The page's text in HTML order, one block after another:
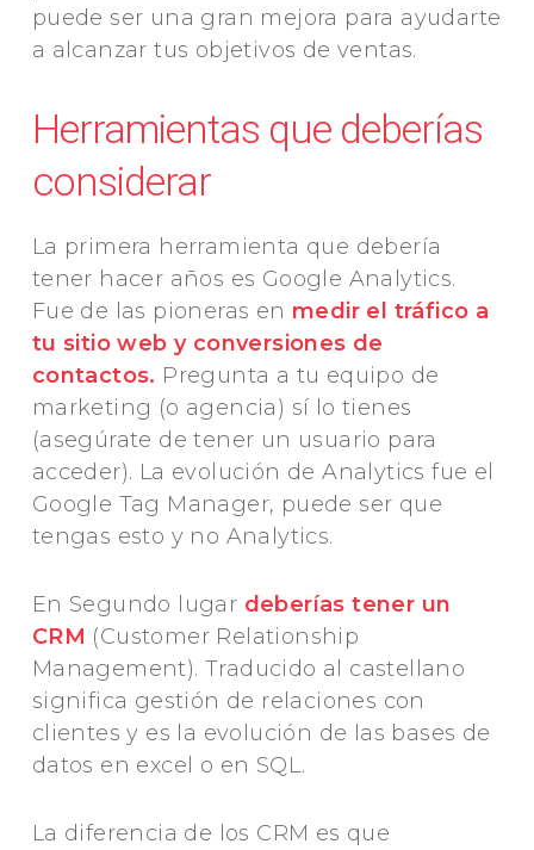
puede ser una gran mejora para ayudarte
a alcanzar tus objetivos de ventas.
Herramientas que deberías
considerar
La primera herramienta que debería
tener hacer años es Google Analytics.
Fue de las pioneras en medir el tráfico a
tu sitio web y conversiones de
contactos. Pregunta a tu equipo de
marketing (o agencia) sí lo tienes
(asegúrate de tener un usuario para
acceder). La evolución de Analytics fue el
Google Tag Manager, puede ser que
tengas esto y no Analytics.
En Segundo lugar deberías tener un
CRM (Customer Relationship
Management). Traducido al castellano
significa gestión de relaciones con
clientes y es la evolución de las bases de
datos en excel o en SQL.
La diferencia de los CRM es que